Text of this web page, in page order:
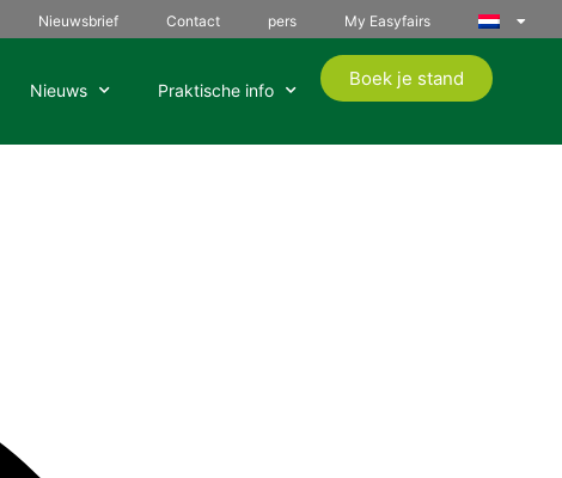
Nieuwsbrief Contact pers My Easyfairs
Nieuws Praktische info Boek je stand